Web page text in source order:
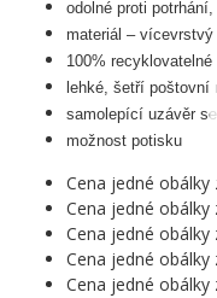
odolné proti
materiál –
100% recyklovatelné
lehké, šetří poštovní
samolepící uzávěr
možnost potisku
Cena jedné obálky
Cena jedné obálky
Cena jedné obálky
Cena jedné obálky
Cena jedné obálky